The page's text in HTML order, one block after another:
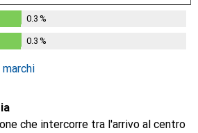
%
%
0.3 %
0.3 %
che intercorre tra l'arrivo al centro